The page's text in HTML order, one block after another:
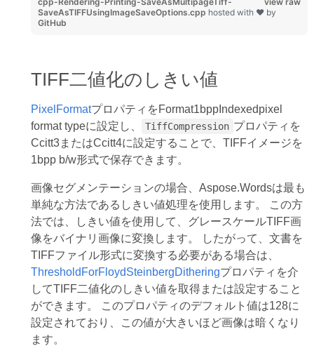
SaveAsTIFFUsingImageSaveOptions.cpp hosted with ❤ by
GitHub
TIFF二値化のしきい値
PixelFormatプロパティをFormat1bppIndexedpixel
format typeに設定し、
TiffCompression プロパティを
Ccitt3またはCcitt4に設定することで、TIFFイメージを
1bpp b/w形式で保存できます。
画像セグメンテーションの場合、Aspose.Wordsは最も
単純な方法であるしきい値処理を使用します。 この方
法では、しきい値を使用して、グレースケールTIFF画
像をバイナリ画像に変換します。 したがって、文書を
TIFFファイル形式に変換する必要がある場合は、
ThresholdForFloydSteinbergDitheringプロパティを介
してTIFF二値化のしきい値を取得または設定すること
ができます。 このプロパティのデフォルト値は128に
設定されており、この値が大きいほど画像は暗くなり
ます。